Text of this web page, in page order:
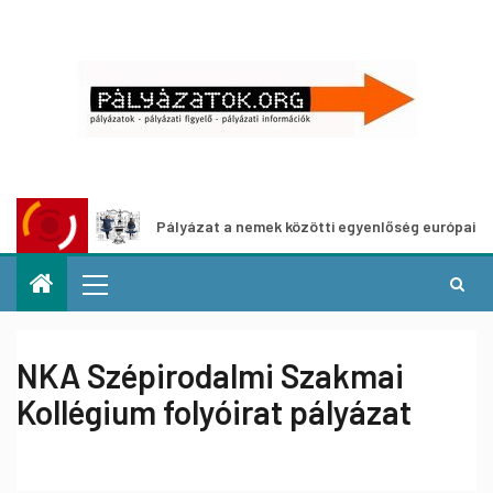
Pályázat a nemek közötti egyenlőség európai
NKA Szépirodalmi Szakmai
Kollégium folyóirat pályázat